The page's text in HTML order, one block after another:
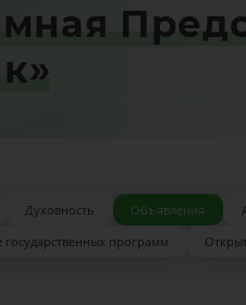
Духовность Объявления
государственных программ